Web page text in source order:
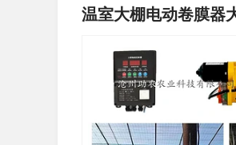
温室大棚电动卷膜器